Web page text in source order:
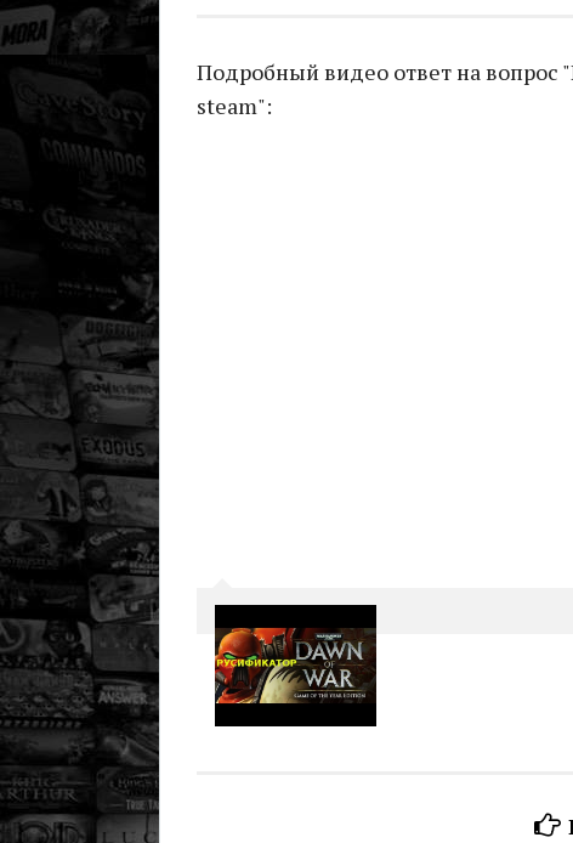
Подробный видео ответ на вопрос
steam":